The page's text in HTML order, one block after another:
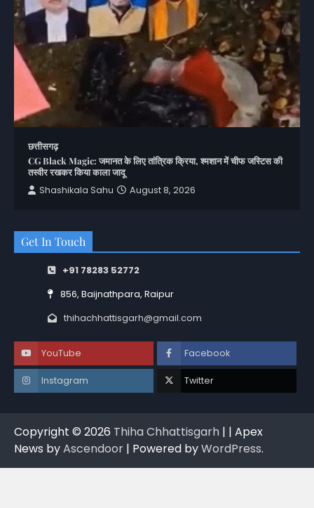
छत्तीसगढ़
CG Black Magic: जमानत के लिए तांत्रिक क्रिया, श्मशान में चीफ जस्टिस की
तस्वीर रखकर किया काला जादू
Shashikala Sahu
August 8, 2026
Get In Touch
+91 78283 52772
856, Baijnathpara, Raipur
thihachhattisgarh@gmail.com
YouTube Facebook
Instagram Twitter
Copyright © 2026 Thiha Chhattisgarh | | Apex
News byAscendoor | Powered byWordPress.